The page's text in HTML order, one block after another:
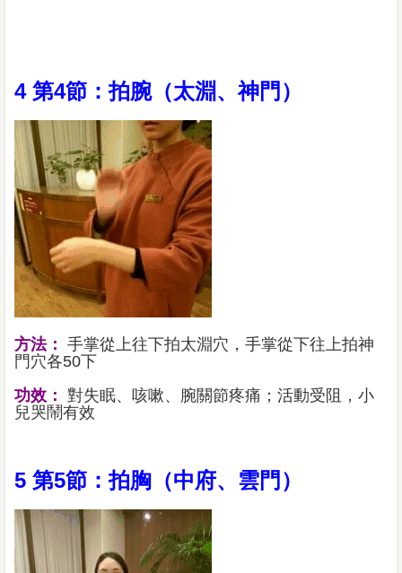
4 第4節：拍腕（太淵、神門）
方法： 手掌從上往下拍太淵穴，手掌從下往上拍神
門穴各50下
功效： 對失眠、咳嗽、腕關節疼痛；活動受阻，小
兒哭鬧有效
5 第5節：拍胸（中府、雲門）